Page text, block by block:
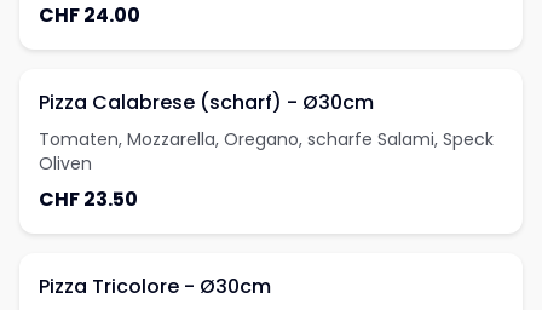
CHF 24.00
Pizza Calabrese (scharf) - Ø30cm
Tomaten, Mozzarella, Oregano, scharfe Salami, Speck
Oliven
CHF 23.50
Pizza Tricolore - Ø30cm